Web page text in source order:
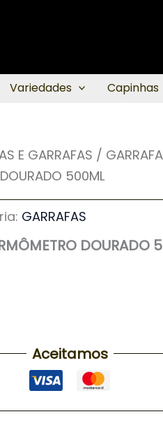
Variedades Capinhas
E GARRAFAS /
500ML
GARRAFAS
DOURADO
Aceitamos